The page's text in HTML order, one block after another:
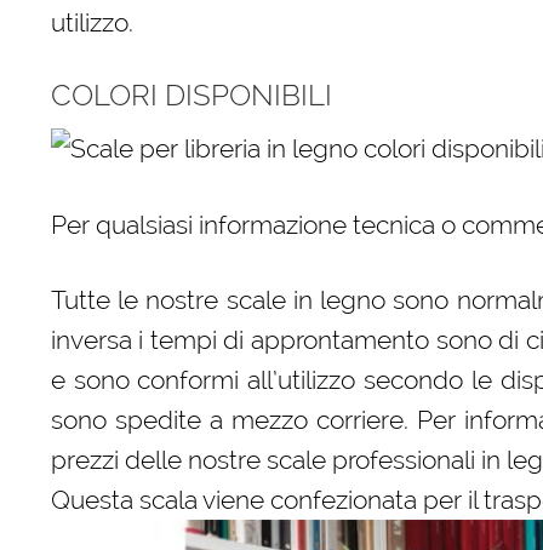
utilizzo.
COLORI DISPONIBILI
Per qualsiasi informazione tecnica o
Tutte le nostre scale in legno sono
inversa i tempi di approntamento sono di
e sono conformi all’utilizzo secondo le
sono spedite a mezzo corriere. Per
prezzi delle nostre scale professionali in
Questa scala viene confezionata per il